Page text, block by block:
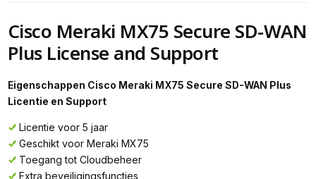
Cisco Meraki MX75 Secure SD-WAN
Plus License and Support
Eigenschappen Cisco Meraki MX75 Secure SD-WAN Plus
Licentie en Support
Licentie voor 5 jaar
Geschikt voor Meraki MX75
Toegang tot Cloudbeheer
Extra beveiligingsfuncties